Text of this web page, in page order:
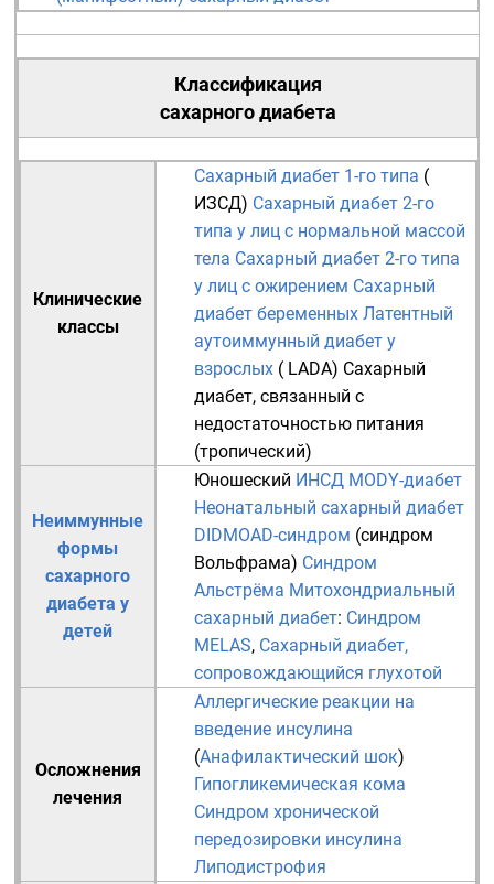
Классификация
сахарного диабета
Клинические
классы
Сахарный диабет 1-го типа (
ИЗСД) Сахарный диабет 2-го
типа у лиц с нормальной массой
тела Сахарный диабет 2-го типа
у лиц с ожирением Сахарный
диабет беременных Латентный
аутоиммунный диабет у
взрослых ( LADA) Сахарный
диабет, связанный с
недостаточностью питания
(тропический)
Неиммунные
формы
сахарного
диабета у
детей
Юношеский ИНСД MODY-диабет
Неонатальный сахарный диабет
DIDMOAD-синдром (синдром
Вольфрама) Синдром
Альстрёма Митохондриальный
сахарный диабет: Синдром
MELAS, Сахарный диабет,
сопровождающийся глухотой
Осложнения
лечения
Аллергические реакции на
введение инсулина
(Анафилактический шок)
Гипогликемическая кома
Синдром хронической
передозировки инсулина
Липодистрофия